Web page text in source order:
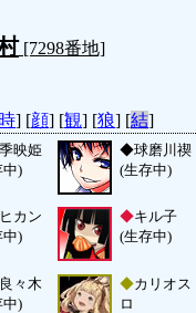
[7298番地]
時] [顔] [観] [狼] [結]
映姫
中)
◆球磨川禊
(生存中)
カン
中)
◆キル子
(生存中)
々木
中)
◆カリオス
ロ